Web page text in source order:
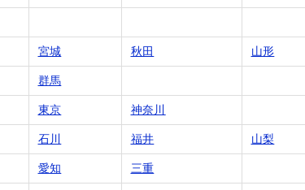
宮城 秋田 山形
群馬
東京 神奈川
石川 福井 山梨
愛知 三重